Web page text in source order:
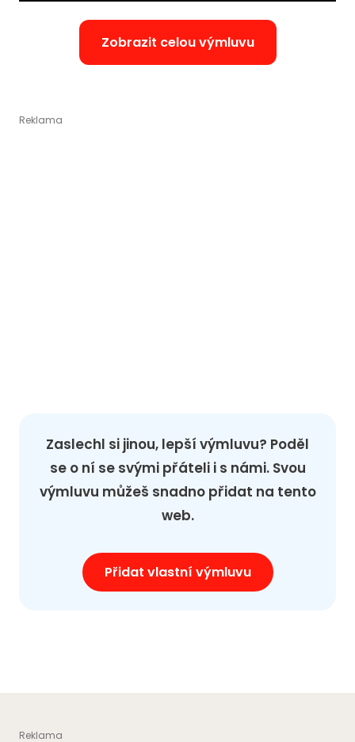
Zobrazit celou výmluvu
Zaslechl si jinou, lepší výmluvu? Poděl
se o ní se svými přáteli i s námi. Svou
výmluvu můžeš snadno přidat na tento
web.
Přidat vlastní výmluvu